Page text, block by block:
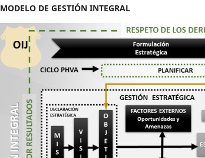
MODELO DE GESTIÓN INTEGRAL